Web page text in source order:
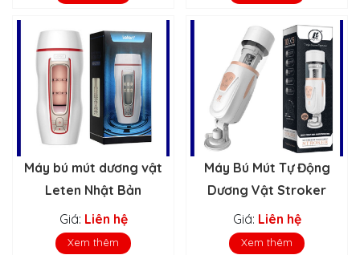
Máy bú mút dương vật
Leten Nhật Bản
Giá: Liên hệ
Xem thêm
Máy Bú Mút Tự Động
Dương Vật Stroker
Giá: Liên hệ
Xem thêm